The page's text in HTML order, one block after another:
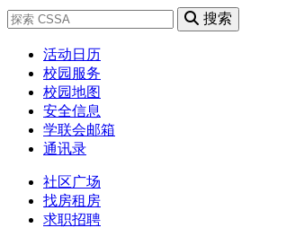
搜索
活动日历
校园服务
校园地图
安全信息
学联会邮箱
通讯录
社区广场
找房租房
求职招聘